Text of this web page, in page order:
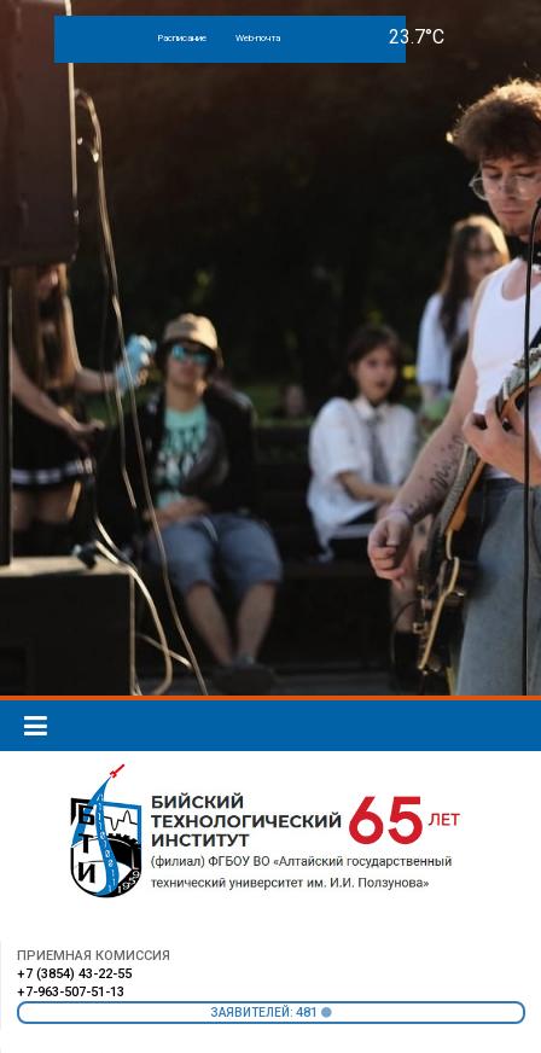
Расписание Web-почта
ПРИЕМНАЯ КОМИССИЯ
+7 (3854) 43-22-55
+7-963-507-51-13
ЗАЯВИТЕЛЕЙ: 481